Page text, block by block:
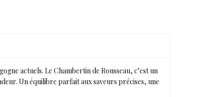
actuels. Le Chambertin de Rousseau, c’est un
Un équilibre parfait aux saveurs précises, une